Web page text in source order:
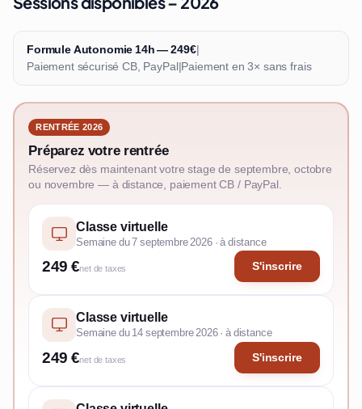
Formule Autonomie 14h — 249€|
Paiement sécurisé CB, PayPal|Paiement en 3× sans frais
RENTRÉE 2026
Préparez votre rentrée
Réservez dès maintenant votre stage de septembre, octobre
ou novembre — à distance, paiement CB / PayPal.
Classe virtuelle
Semaine du 7 septembre 2026 · à distance
249 €net de taxes S'inscrire
Classe virtuelle
Semaine du 14 septembre 2026 · à distance
249 €net de taxes S'inscrire